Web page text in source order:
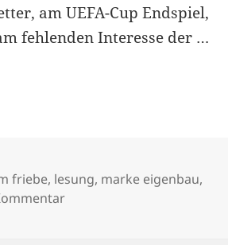
am UEFA-Cup Endspiel,
fehlenden Interesse der …
friebe, lesung, marke eigenbau,
zu 21/05/2009